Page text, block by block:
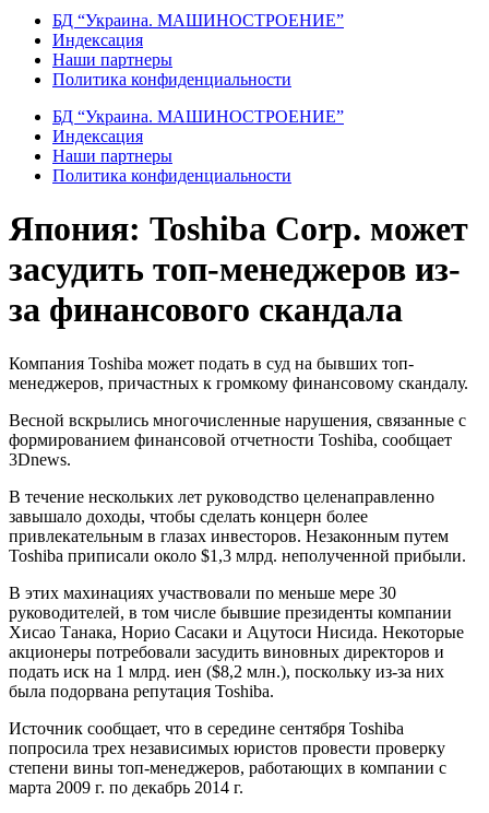
БД “Украина. МАШИНОСТРОЕНИЕ”
Индекcация
Наши партнеры
Политика конфиденциальности
БД “Украина. МАШИНОСТРОЕНИЕ”
Индекcация
Наши партнеры
Политика конфиденциальности
Япония: Toshiba Corp. может
засудить топ-менеджеров из-
за финансового скандала
Компания Toshiba может подать в суд на бывших топ-
менеджеров, причастных к громкому финансовому скандалу.
Весной вскрылись многочисленные нарушения, связанные с
формированием финансовой отчетности Toshiba, сообщает
3Dnews.
В течение нескольких лет руководство целенаправленно
завышало доходы, чтобы сделать концерн более
привлекательным в глазах инвесторов. Незаконным путем
Toshiba приписали около $1,3 млрд. неполученной прибыли.
В этих махинациях участвовали по меньше мере 30
руководителей, в том числе бывшие президенты компании
Хисао Танака, Норио Сасаки и Ацутоси Нисида. Некоторые
акционеры потребовали засудить виновных директоров и
подать иск на 1 млрд. иен ($8,2 млн.), поскольку из-за них
была подорвана репутация Toshiba.
Источник сообщает, что в середине сентября Toshiba
попросила трех независимых юристов провести проверку
степени вины топ-менеджеров, работающих в компании с
марта 2009 г. по декабрь 2014 г.